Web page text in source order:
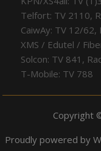
Telfort: TV 2110,
CaiwAy: TV 12/
XMS / Edutel /
Solcon: TV 841,
T-Mobile: TV 788
Copyright
Proudly powered by